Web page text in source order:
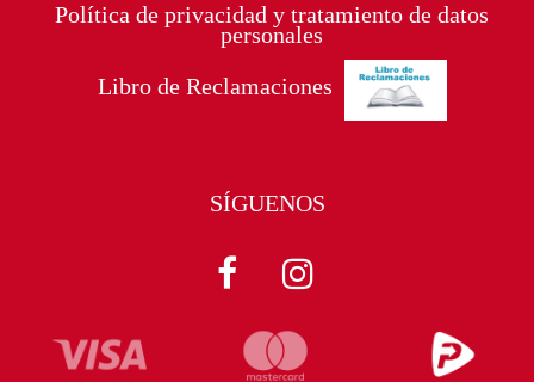
Política de privacidad y tratamiento de datos
personales
Libro de Reclamaciones
SÍGUENOS